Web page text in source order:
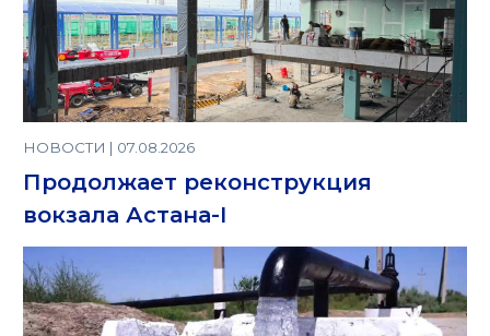
НОВОСТИ | 07.08.2026
Продолжает реконструкция
вокзала Астана-I